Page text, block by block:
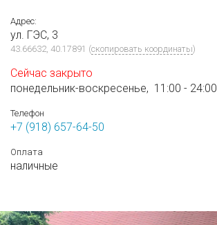
Адрес:
ул. ГЭС, 3
43.66632, 40.17891 (скопировать координаты)
Сейчас закрыто
понедельник-воскресенье, 11:00 - 24:00
Телефон
+7 (918) 657-64-50
Оплата
наличные